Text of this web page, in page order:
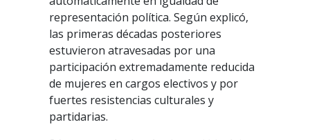
representación política. Según explicó,
las primeras décadas posteriores
estuvieron atravesadas por una
participación extremadamente reducida
de mujeres en cargos electivos y por
fuertes resistencias culturales y
partidarias.